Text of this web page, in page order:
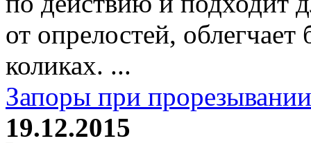
от опрелостей,
коликах. ...
Запоры при
19.12.2015